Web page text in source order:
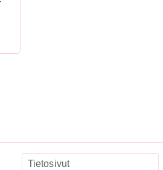
Tietosivut